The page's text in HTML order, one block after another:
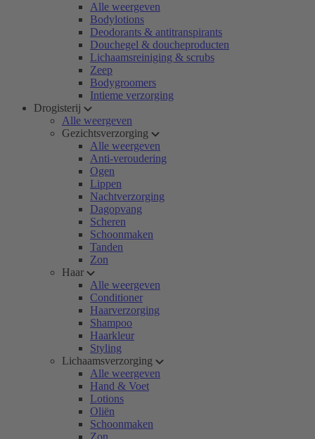
Alle weergeven
Bodylotions
Deodorants & antitranspirants
Douchegel & doucheproducten
Lichaamsreiniging & scrubs
Zeep
Bodygroomers
Intieme verzorging
Drogisterij
Alle weergeven
Gezichtsverzorging
Alle weergeven
Anti-veroudering
Ogen
Lippen
Nachtverzorging
Dagopvang
Scheren
Schoonmaken
Tanden
Zon
Haar
Alle weergeven
Conditioner
Haarverzorging
Shampoo
Haarkleur
Styling
Lichaamsverzorging
Alle weergeven
Hand & Voet
Lotions
Oliën
Schoonmaken
Zon